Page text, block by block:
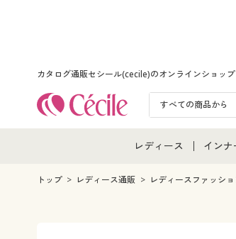
カタログ通販セシール(cecile)のオンラインショップ
レディース
レディース通販すべて
イン
イン
トップ レディース通販 レディースファッショ